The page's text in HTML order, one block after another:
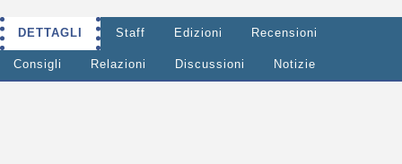
DETTAGLI Staff Edizioni Recensioni
Consigli Relazioni Discussioni Notizie